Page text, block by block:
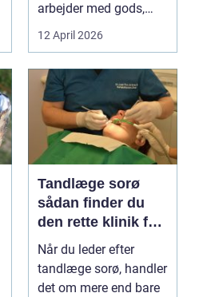
arbejder med gods,
skrot eller ...
12 April 2026
Tandlæge sorø
sådan finder du
den rette klinik for
dig
Når du leder efter
tandlæge sorø, handler
det om mere end bare